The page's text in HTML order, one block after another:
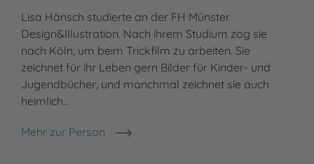
Lisa Hänsch studierte an der FH Münster
Design&Illustration. Nach ihrem Studium zog sie
nach Köln, um beim Trickfilm zu arbeiten. Sie
zeichnet für ihr Leben gern Bilder für Kinder- und
Jugendbücher, und manchmal zeichnet sie auch
heimlich…
Mehr zur Person
Lisa Hänsch